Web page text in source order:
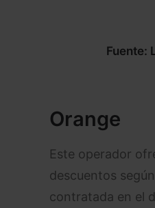
Fuente:
Orange
Este operador
descuentos
contratada en el